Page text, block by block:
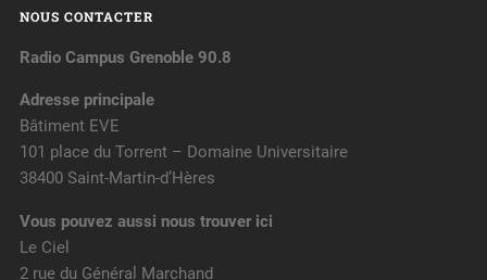
NOUS CONTACTER
Radio Campus Grenoble 90.8
Adresse principale
Bâtiment EVE
101 place du Torrent – Domaine Universitaire
38400 Saint-Martin-d’Hères
Vous pouvez aussi nous trouver ici
Le Ciel
2 rue du Général Marchand